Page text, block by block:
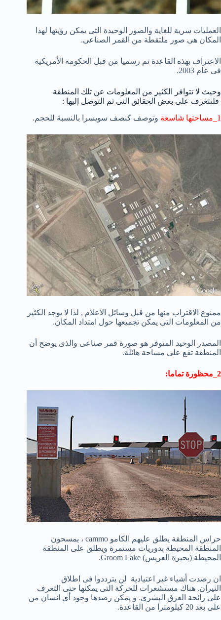
العمليات سرية للغاية والصور الوحيدة التى يمكن رؤيتها لهذا
المكان هى صور ملتقطة من القمر الصناعى.
الاعتراف بهذه القاعدة تم رسميا من قبل الحكومة الأمريكية
فى عام 2003.
وحيث لا تتوافر الكثير من المعلومات عن تلك المنطقة
فلنتعرف على بعض الحقائق التى تم التوصل إليها :
1_مساحتها شاسعة
وتوصف كنصف سويسرا بالنسبة للحجم.
ممنوع الاقتراب منها من قبل وسائل الاعلام , لذا لا يوجد الكثير
من المعلومات التى يمكن تجميعها حول امتداد المكان.
المصدر الوحيد المتوفر هو صورة قمر صناعى والذى يوضح أن
المنطقة تقع على مساحة هائلة.
2_محظورة تماما:
حراس المنطقة يطلق عليهم الكامو cammo ، يمسحون
المنطقة المحيطة بدوريات مستمرة ويطلق على المنطقة
المحيطة (بحيرة العريس) Groom Lake.
ان رصدت أشياء غير اعتيادية لن يترددوا فى اطلاق
النيران. هناك مستشعرات للحركة التى يمكنها حتى التعرف
على رائحة العرق البشرى. و يمكن رصدها وجود أى انسان من
على بعد 20 كيلومترا من القاعدة.